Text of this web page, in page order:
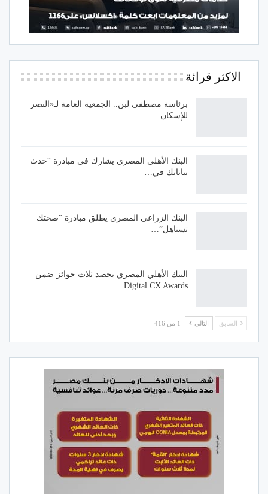
الاكثر قرائة
برئاسة مصطفى لبن.. الجمعية العامة لـ«النصر
للإسكان…
البنك الأهلي المصري يشارك في مبادرة “حدث
بياناتك في…
البنك الزراعي المصري يطلق مبادرة “صحتك
تستاهل”…
البنك الأهلي المصري يحصد ثلاث جوائز ضمن
Digital CX Awards…
السابق التالي 1 من 416